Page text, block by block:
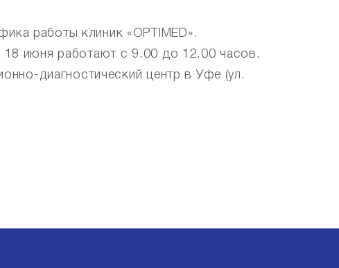
работы клиник «OPTIMED».
18 июня работают с 9.00 до 12.00 часов.
диагностический центр в Уфе (ул.